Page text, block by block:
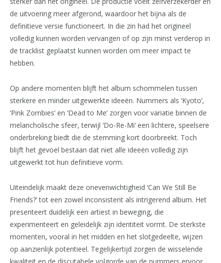
de uitvoering meer afgerond, waardoor het bijna als de
definitieve versie functioneert. In die zin had het origineel
volledig kunnen worden vervangen of op zijn minst verderop in
de tracklist geplaatst kunnen worden om meer impact te
hebben.
Op andere momenten blijft het album schommelen tussen
sterkere en minder uitgewerkte ideeën. Nummers als ‘Kyoto’,
‘Pink Zombies’ en ‘Dead to Me’ zorgen voor variatie binnen de
melancholische sfeer, terwijl ‘Do-Re-Mi’ een lichtere, speelsere
onderbreking biedt die de stemming kort doorbreekt. Toch
blijft het gevoel bestaan dat niet alle ideeën volledig zijn
uitgewerkt tot hun definitieve vorm.
Uiteindelijk maakt deze onevenwichtigheid ‘Can We Still Be
Friends?’ tot een zowel inconsistent als intrigerend album. Het
presenteert duidelijk een artiest in beweging, die
experimenteert en geleidelijk zijn identiteit vormt. De sterkste
momenten, vooral in het midden en het slotgedeelte, wijzen
op aanzienlijk potentieel. Tegelijkertijd zorgen de wisselende